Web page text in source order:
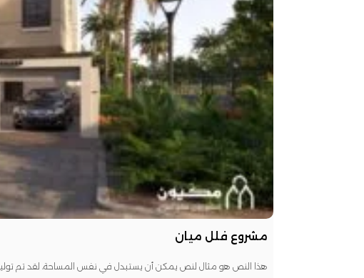
مشروع فلل ميان
هذا النص هو مثال لنص يمكن أن يستبدل في نفس المساحة، لقد تم